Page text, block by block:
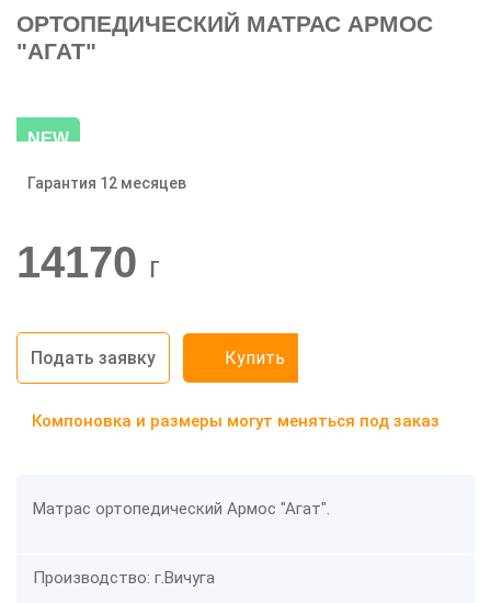
ОРТОПЕДИЧЕСКИЙ МАТРАС АРМОС
"АГАТ"
NEW
-20%
Гарантия 12 месяцев
14170 г
Подать заявку Купить
Компоновка и размеры могут меняться под заказ
Матрас ортопедический Армос "Агат".
Производство: г.Вичуга